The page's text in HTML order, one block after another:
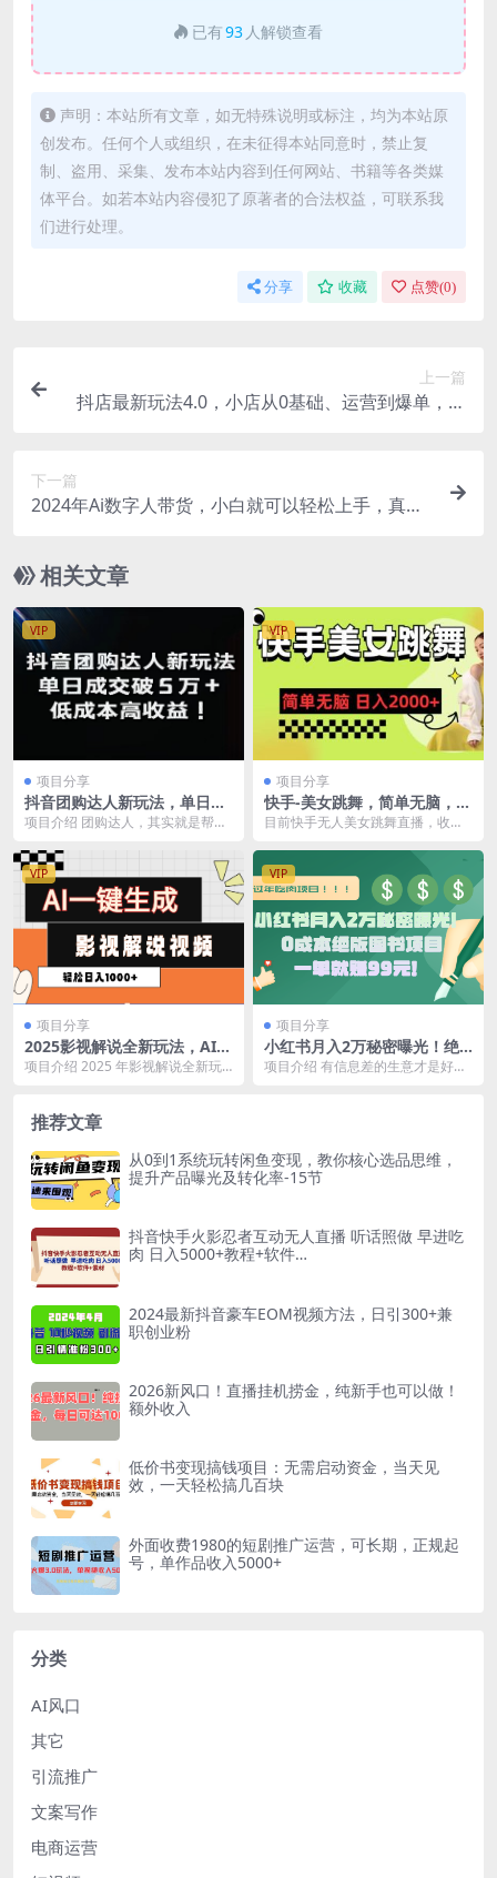
已有93 人解锁查看
声明：本站所有文章，如无特殊说明或标注，均为本站原
创发布。任何个人或组织，在未征得本站同意时，禁止复
制、盗用、采集、发布本站内容到任何网站、书籍等各类媒
体平台。如若本站内容侵犯了原著者的合法权益，可联系我
们进行处理。
分享 收藏 点赞(0)
上一篇
抖店最新玩法4.0，小店从0基础、运营到爆单，你
下一篇
2024年Ai数字人带货，小白就可以轻松上手，真正
相关文章
VIP
项目分享
抖音团购达人新玩法，单日成
交破5万+，低成本高收益！
项目介绍 团购达人，其实就是帮商
你的链接购买并使用...
VIP
项目分享
快手-美女跳舞，简单无脑，轻
轻松松日入2000+
目前快手无人美女跳舞直播，收入
建好，轻轻松松日入4...
VIP
项目分享
2025影视解说全新玩法，AI一
键生成原创影视解说视频，日
项目介绍 2025 年影视解说全新玩
VIP
项目分享
小红书月入2万秘密曝光！绝
版图书项目，一单就赚99元！
项目介绍 有信息差的生意才是好生
推荐文章
从0到1系统玩转闲鱼变现，教你核心选品思维，
提升产品曝光及转化率-15节
抖音快手火影忍者互动无人直播 听话照做 早进吃
肉 日入5000+教程+软件…
2024最新抖音豪车EOM视频方法，日引300+兼
职创业粉
2026新风口！直播挂机捞金，纯新手也可以做！
额外收入
低价书变现搞钱项目：无需启动资金，当天见
效，一天轻松搞几百块
外面收费1980的短剧推广运营，可长期，正规起
号，单作品收入5000+
分类
AI风口
其它
引流推广
文案写作
电商运营